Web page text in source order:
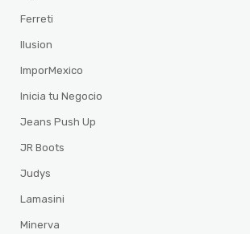
Ferreti
Ilusion
ImporMexico
Inicia tu Negocio
Jeans Push Up
JR Boots
Judys
Lamasini
Minerva